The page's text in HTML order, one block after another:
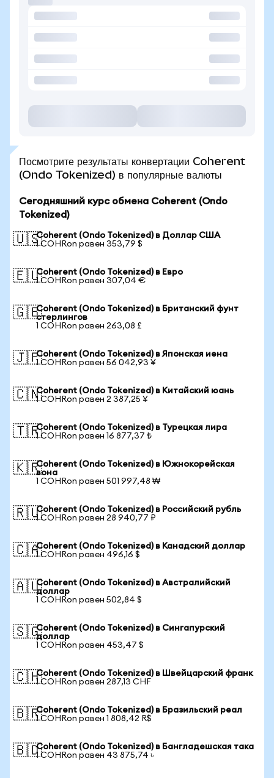
Посмотрите результаты конвертации Coherent
(Ondo Tokenized) в популярные валюты
Сегодняшний курс обмена Coherent (Ondo
Tokenized)
🇺🇸Coherent (Ondo Tokenized) в Доллар США
1 COHRon равен 353,79 $
🇪🇺Coherent (Ondo Tokenized) в Евро
1 COHRon равен 307,04 €
🇬🇧Coherent (Ondo Tokenized) в Британский фунт
стерлингов
1 COHRon равен 263,08 £
🇯🇵Coherent (Ondo Tokenized) в Японская иена
1 COHRon равен 56 042,93 ¥
🇨🇳Coherent (Ondo Tokenized) в Китайский юань
1 COHRon равен 2 387,25 ¥
🇹🇷Coherent (Ondo Tokenized) в Турецкая лира
1 COHRon равен 16 877,37 ₺
🇰🇷Coherent (Ondo Tokenized) в Южнокорейская
вона
1 COHRon равен 501 997,48 ₩
🇷🇺Coherent (Ondo Tokenized) в Российский рубль
1 COHRon равен 28 940,77 ₽
🇨🇦Coherent (Ondo Tokenized) в Канадский доллар
1 COHRon равен 496,16 $
🇦🇺Coherent (Ondo Tokenized) в Австралийский
доллар
1 COHRon равен 502,84 $
🇸🇬Coherent (Ondo Tokenized) в Сингапурский
доллар
1 COHRon равен 453,47 $
🇨🇭Coherent (Ondo Tokenized) в Швейцарский франк
1 COHRon равен 287,13 CHF
🇧🇷Coherent (Ondo Tokenized) в Бразильский реал
1 COHRon равен 1 808,42 R$
🇧🇩Coherent (Ondo Tokenized) в Бангладешская така
1 COHRon равен 43 875,74 ৳